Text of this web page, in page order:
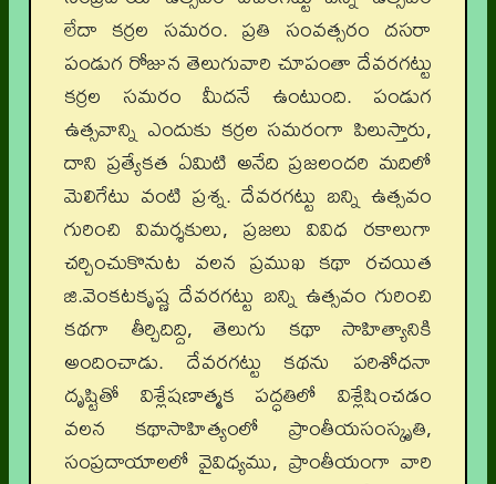
లేదా కర్రల సమరం. ప్రతి సంవత్సరం దసరా
పండుగ రోజున తెలుగువారి చూపంతా దేవరగట్టు
కర్రల సమరం మీదనే ఉంటుంది. పండుగ
ఉత్సవాన్ని ఎందుకు కర్రల సమరంగా పిలుస్తారు,
దాని ప్రత్యేకత ఏమిటి అనేది ప్రజలందరి మదిలో
మెలిగేటు వంటి ప్రశ్న. దేవరగట్టు బన్ని ఉత్సవం
గురించి విమర్శకులు, ప్రజలు వివిధ రకాలుగా
చర్చించుకొనుట వలన ప్రముఖ కథా రచయిత
జి.వెంకటకృష్ణ దేవరగట్టు బన్ని ఉత్సవం గురించి
కథగా తీర్చిదిద్ది, తెలుగు కథా సాహిత్యానికి
అందించాడు. దేవరగట్టు కథను పరిశోధనా
దృష్టితో విశ్లేషణాత్మక పద్ధతిలో విశ్లేషించడం
వలన కథాసాహిత్యంలో ప్రాంతీయసంస్కృతి,
సంప్రదాయాలలో వైవిధ్యము, ప్రాంతీయంగా వారి